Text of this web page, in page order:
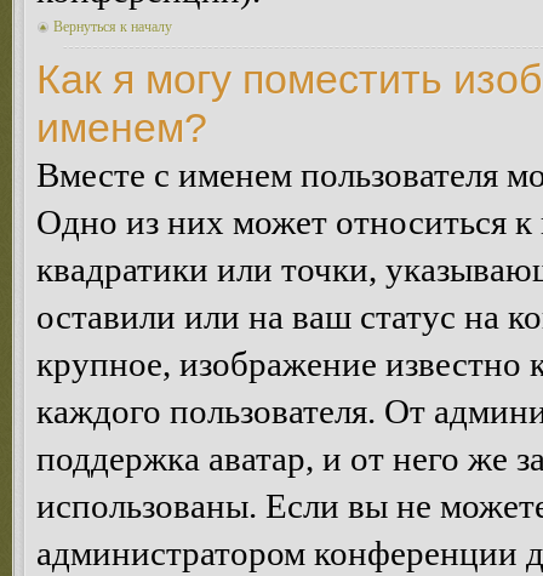
Вернуться к началу
Как я могу поместить
именем?
Вместе с именем пользователя
Одно из них может относиться
квадратики или точки,
оставили или на ваш статус на
крупное, изображение известно
каждого пользователя. От
поддержка аватар, и от него же
использованы. Если вы не
администратором конференции